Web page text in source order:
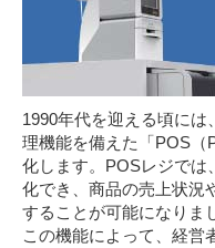
1990年代を迎える頃に
理機能を備えた「POS（
化します。POSレジでは
化でき、商品の売上状況
することが可能になりま
この機能によって、経営